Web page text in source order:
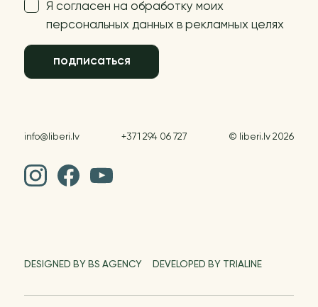
Я согласен на обработку моих
персональных данных в рекламных целях
подписаться
info@liberi.lv +371 294 06 727 © liberi.lv 2026
DESIGNED BY BS AGENCY DEVELOPED BY TRIALINE